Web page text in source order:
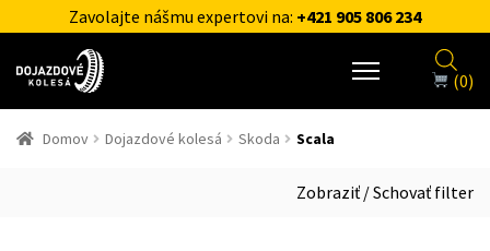
Zavolajte nášmu expertovi na: +421 905 806 234
(0)
Domov Dojazdové kolesá Skoda Scala
Zobraziť / Schovať filter